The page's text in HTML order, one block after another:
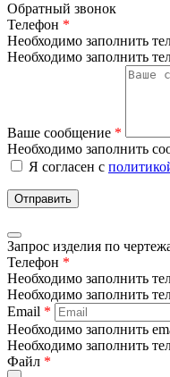
Обратный звонок
Телефон *
Необходимо заполнить
Необходимо заполнить
Ваше сообщение *
Необходимо заполнить
Я согласен с
Отправить
Запрос изделия по
Телефон *
Необходимо заполнить
Необходимо заполнить
Email *
Необходимо заполнить
Необходимо заполнить
Файл *